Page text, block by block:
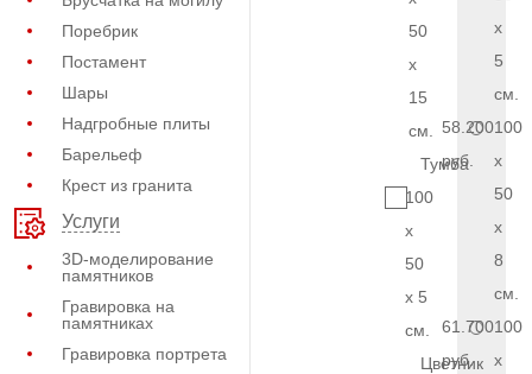
Поребрик
Постамент
Шары
Надгробные плиты
Барельеф
Крест из гранита
Услуги
3D-моделирование
памятников
Гравировка на
памятниках
Гравировка портрета
50
x
15
см.
Тумба
100
x
50
x 5
см.
Цветник
x
5
см.
58.200
руб.
100
x
50
x
8
см.
61.700
руб.
100
x